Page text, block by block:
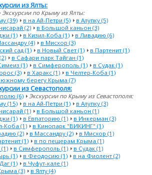
из Ялты:
Экскурсии по Крыму из Ялты:
(39)
в на Ай-Петри (5)
в Алупку (5)
(2)
в Большой каньон (3)
(1) в Кизил-Коба (1)
в Ливадию (6)
(4)
в Мисхор (3)
сад (1)
в Новый Свет (1)
в Партенит (1)
в Сафари парк Тайган (1)
(1) в Симферополь (1)
в Судак (1)
(3) в Харакс (1)
в Челтер-Коба (1)
берегу Крыма (7)
из Севастополя:
(6)
Экскурсии по Крыму из Севастополя:
(15)
в на Ай-Петри (1)
в Алупку (3)
(1)
в Большой каньон (1)
(1) в Евпаторию (1)
в Инкерман (3)
Коба (1)
в Кинопарк "ВИКИНГ" (1)
(2) в Массандру (2)
в Мисхор (1)
(1)
в по пещерам Крыма (1)
в Симферополь (1)
в Судак (1)
(1)
в Феодосию (1)
в на Фиолент (2)
(1)
в Чуфут-кале (1)
(3)
в Ялту (4)